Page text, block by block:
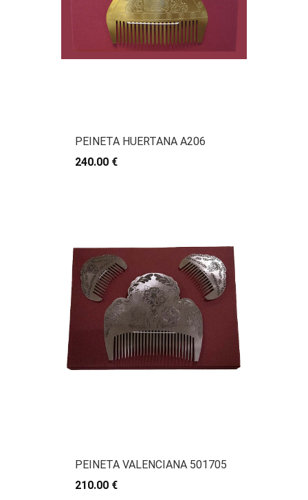
PEINETA HUERTANA A206
240.00 €
PEINETA VALENCIANA 501705
210.00 €